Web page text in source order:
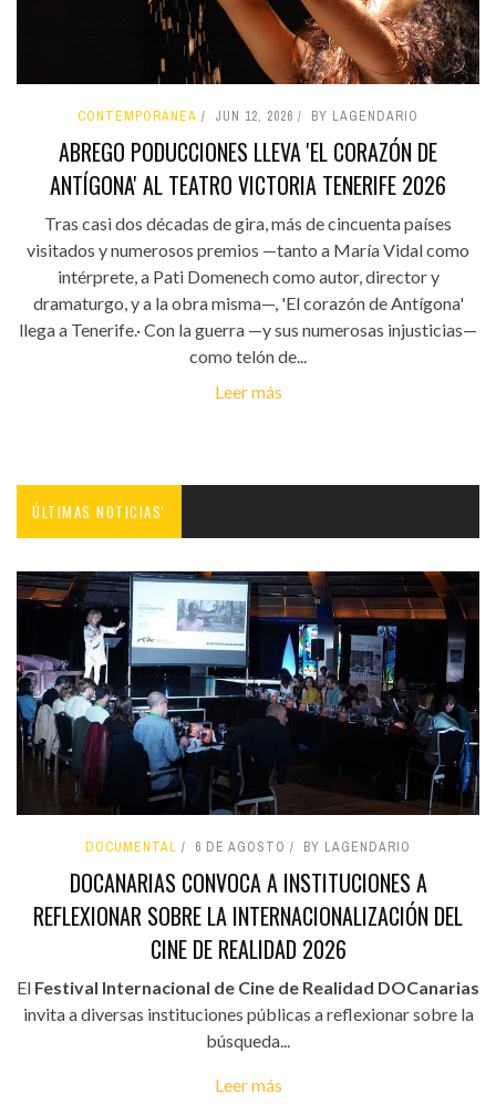
CONTEMPORÁNEA JUN 12, 2026 BY LAGENDARIO
ABREGO PODUCCIONES LLEVA 'EL CORAZÓN DE
ANTÍGONA' AL TEATRO VICTORIA TENERIFE 2026
Tras casi dos décadas de gira, más de cincuenta países
visitados y numerosos premios —tanto a María Vidal como
intérprete, a Pati Domenech como autor, director y
dramaturgo, y a la obra misma—, 'El corazón de Antígona'
llega a Tenerife.· Con la guerra —y sus numerosas injusticias—
como telón de...
Leer más
ÚLTIMAS NOTICIAS'
DOCUMENTAL 6 DE AGOSTO BY LAGENDARIO
DOCANARIAS CONVOCA A INSTITUCIONES A
REFLEXIONAR SOBRE LA INTERNACIONALIZACIÓN DEL
CINE DE REALIDAD 2026
El Festival Internacional de Cine de Realidad DOCanarias
invita a diversas instituciones públicas a reflexionar sobre la
búsqueda...
Leer más